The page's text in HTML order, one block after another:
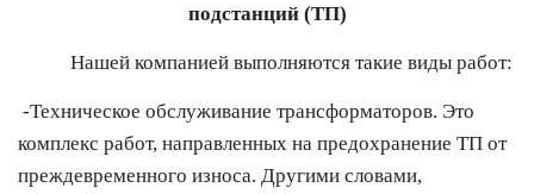
подстанций (ТП)
Нашей компанией выполняются такие виды работ:
-Техническое обслуживание трансформаторов. Это
комплекс работ, направленных на предохранение ТП от
преждевременного износа. Другими словами,